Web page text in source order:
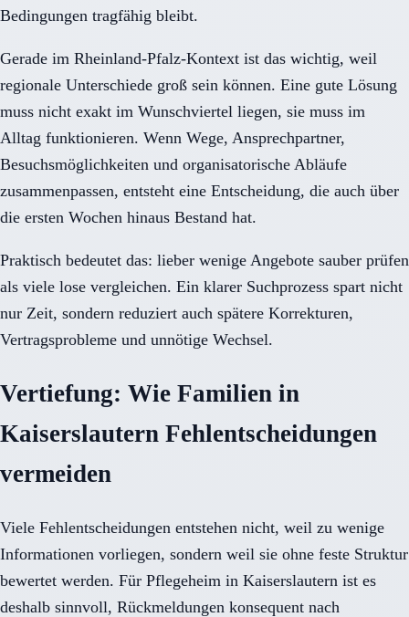
Bedingungen tragfähig bleibt.
Gerade im Rheinland-Pfalz-Kontext ist das wichtig, weil
regionale Unterschiede groß sein können. Eine gute Lösung
muss nicht exakt im Wunschviertel liegen, sie muss im
Alltag funktionieren. Wenn Wege, Ansprechpartner,
Besuchsmöglichkeiten und organisatorische Abläufe
zusammenpassen, entsteht eine Entscheidung, die auch über
die ersten Wochen hinaus Bestand hat.
Praktisch bedeutet das: lieber wenige Angebote sauber prüfen
als viele lose vergleichen. Ein klarer Suchprozess spart nicht
nur Zeit, sondern reduziert auch spätere Korrekturen,
Vertragsprobleme und unnötige Wechsel.
Vertiefung: Wie Familien in
Kaiserslautern Fehlentscheidungen
vermeiden
Viele Fehlentscheidungen entstehen nicht, weil zu wenige
Informationen vorliegen, sondern weil sie ohne feste Struktur
bewertet werden. Für Pflegeheim in Kaiserslautern ist es
deshalb sinnvoll, Rückmeldungen konsequent nach